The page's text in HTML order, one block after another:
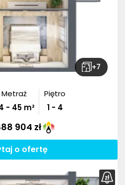
+7
Metraż
- 45 m²
Piętro
1 - 4
904 zł
o ofertę